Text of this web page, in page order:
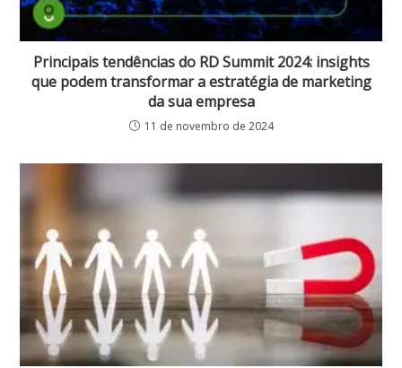
Principais tendências do RD Summit 2024: insights
que podem transformar a estratégia de marketing
da sua empresa
11 de novembro de 2024